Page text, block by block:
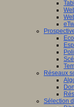
Réseaux
Sélection